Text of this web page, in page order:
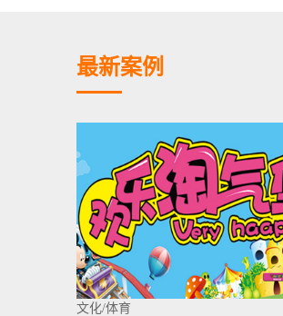
最新案例
文化/体育